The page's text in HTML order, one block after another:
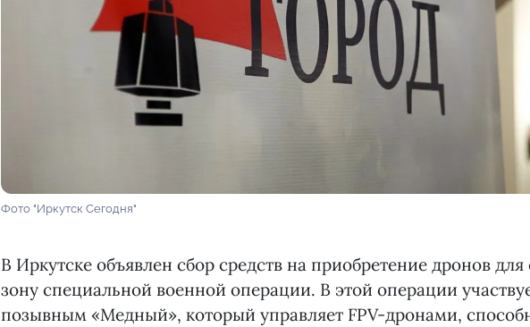
Фото "Иркутск Сегодня"
В Иркутске объявлен сбор средств на приобретение дронов для
зону специальной военной операции. В этой операции
позывным «Медный», который управляет FPV-дронами,